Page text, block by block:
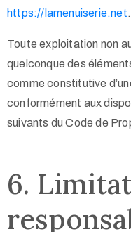
https://lamenuiserie.net.
Toute exploitation non
quelconque des
comme constitutive
conformément aux
suivants du Code de
6.